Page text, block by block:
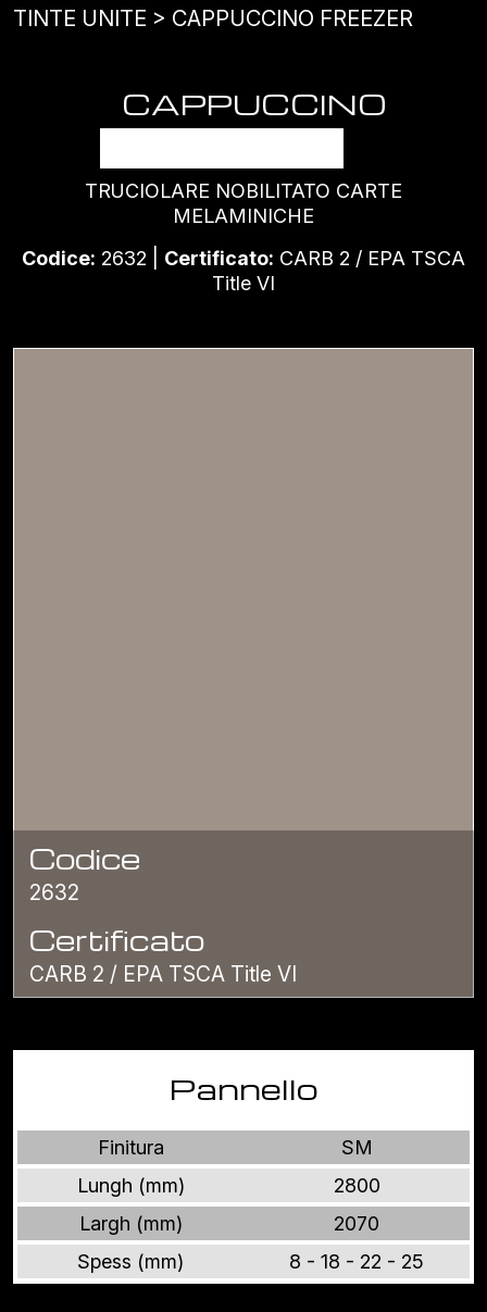
TINTE UNITE > CAPPUCCINO FREEZER
CAPPUCCINO
FREEZER
TRUCIOLARE NOBILITATO CARTE
MELAMINICHE
Codice: 2632 | Certificato: CARB 2 / EPA TSCA
Title VI
Codice
2632
Certificato
CARB 2 / EPA TSCA Title VI
Pannello
Finitura
SM
Lungh (mm)
2800
Largh (mm)
2070
Spess (mm)
8 - 18 - 22 - 25